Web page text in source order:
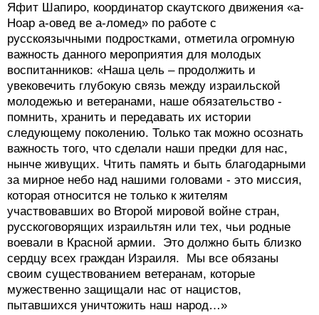
Яфит Шапиро, координатор скаутского движения «а-
Ноар а-овед ве а-ломед» по работе с
русскоязычными подростками, отметила огромную
важность данного мероприятия для молодых
воспитанников: «Наша цель – продолжить и
увековечить глубокую связь между израильской
молодежью и ветеранами, наше обязательство -
помнить, хранить и передавать их истории
следующему поколению. Только так можно осознать
важность того, что сделали наши предки для нас,
нынче живущих. Чтить память и быть благодарными
за мирное небо над нашими головами - это миссия,
которая относится не только к жителям
участвовавших во Второй мировой войне стран,
русскоговорящих израильтян или тех, чьи родные
воевали в Красной армии. Это должно быть близко
сердцу всех граждан Израиля. Мы все обязаны
своим существованием ветеранам, которые
мужественно защищали нас от нацистов,
пытавшихся уничтожить наш народ…»